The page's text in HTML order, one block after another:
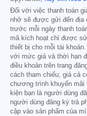
Đối với việc thanh toán
nhở sẽ được gửi đến địa
trước mỗi ngày thanh
mã kích hoạt chỉ được
thiết bị cho mỗi tài
với mức giá và thời hạn
điều khoản trên trang
cách tham chiếu; giá cả
chương trình khuyến mãi
kiện bạn là người dùng
người dùng đăng ký trả
cập vào sản phẩm của